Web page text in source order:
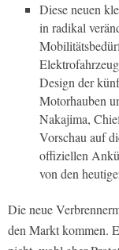
Diese neuen
in radikal
Design der
Motorhauben
Nakajima,
Vorschau auf
offiziellen
von den
Die neue
den Markt kommen.